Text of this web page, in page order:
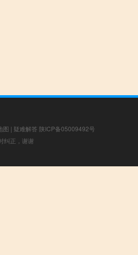
图 | 疑难解答 陕ICP备05009492号
纠正，谢谢